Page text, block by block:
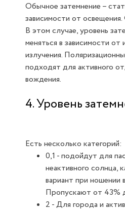
Обычное затемнение –
зависимости от
В этом случае, уровень
меняться в зависимости
излучения.
подходят для активного
вождения.
4. Уровень
Есть несколько категорий:
0,1 - подойдут для
неактивного солнца,
вариант при ношении
Пропускают от 43%
2 - Для города и